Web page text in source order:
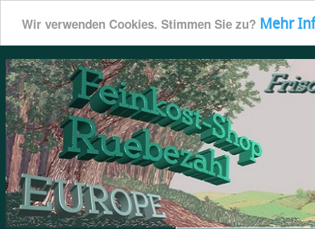
Wir verwenden Cookies. Stimmen Sie zu? Mehr